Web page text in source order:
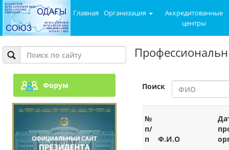
Главная Организация
Аккредитованные
центры
Форум Поиск
№
п/
п
Ф.И.О